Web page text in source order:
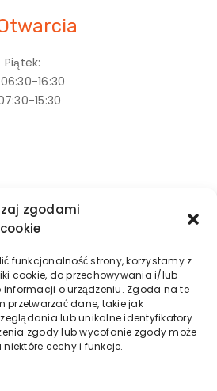
zgodami
funkcjonalność strony, korzystamy z
cookie, do przechowywania i/lub
o urządzeniu. Zgoda na te
przetwarzać dane, takie jak
lub unikalne identyfikatory
zgody lub wycofanie zgody może
niektóre cechy i funkcje.
Piątek:
16:30
15:30
wagrowiec.pl
1462 1080 8033 0000 0004